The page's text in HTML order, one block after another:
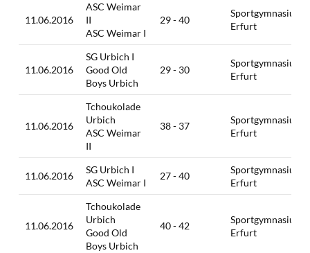
11.06.2016
ASC Weimar
II
ASC Weimar I
29 - 40
Sportgymnasium
Erfurt
11.06.2016
SG Urbich I
Good Old
Boys Urbich
29 - 30
Sportgymnasium
Erfurt
11.06.2016
Tchoukolade
Urbich
ASC Weimar
II
38 - 37
Sportgymnasium
Erfurt
11.06.2016
SG Urbich I
ASC Weimar I
27 - 40
Sportgymnasium
Erfurt
11.06.2016
Tchoukolade
Urbich
Good Old
Boys Urbich
40 - 42
Sportgymnasium
Erfurt